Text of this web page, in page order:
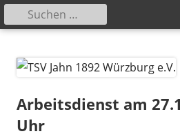
zum
Primäres
Suchen
nach:
Arbeitsdienst am
Uhr